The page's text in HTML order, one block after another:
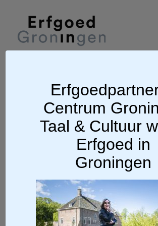
Ga terug
foto: Anjo de Haan
Centrum
Taal & Cultuur
Erfgoed in
Groningen